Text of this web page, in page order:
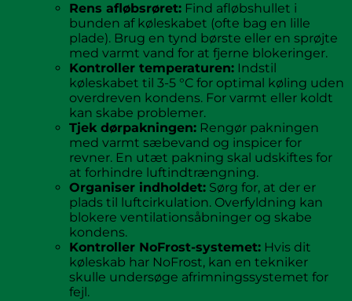
Rens afløbsrøret: Find afløbshullet i
bunden af køleskabet (ofte bag en lille
plade). Brug en tynd børste eller en sprøjte
med varmt vand for at fjerne blokeringer.
Kontroller temperaturen: Indstil
køleskabet til 3-5 °C for optimal køling uden
overdreven kondens. For varmt eller koldt
kan skabe problemer.
Tjek dørpakningen: Rengør pakningen
med varmt sæbevand og inspicer for
revner. En utæt pakning skal udskiftes for
at forhindre luftindtrængning.
Organiser indholdet: Sørg for, at der er
plads til luftcirkulation. Overfyldning kan
blokere ventilationsåbninger og skabe
kondens.
Kontroller NoFrost-systemet: Hvis dit
køleskab har NoFrost, kan en tekniker
skulle undersøge afrimningssystemet for
fejl.